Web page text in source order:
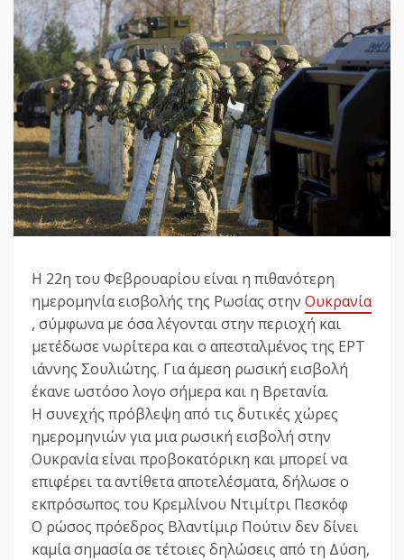
Η 22η του Φεβρουαρίου είναι η πιθανότερη
ημερομηνία εισβολής της Ρωσίας στην Ουκρανία
, σύμφωνα με όσα λέγονται στην περιοχή και
μετέδωσε νωρίτερα και ο απεσταλμένος της ΕΡΤ
ιάννης Σουλιώτης. Για άμεση ρωσική εισβολή
έκανε ωστόσο λογο σήμερα και η Βρετανία.
Η συνεχής πρόβλεψη από τις δυτικές χώρες
ημερομηνιών για μια ρωσική εισβολή στην
Ουκρανία είναι προβοκατόρικη και μπορεί να
επιφέρει τα αντίθετα αποτελέσματα, δήλωσε ο
εκπρόσωπος του Κρεμλίνου Ντιμίτρι Πεσκόφ
Ο ρώσος πρόεδρος Βλαντίμιρ Πούτιν δεν δίνει
καμία σημασία σε τέτοιες δηλώσεις από τη Δύση,